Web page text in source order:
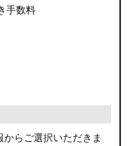
手数料
らご選択いただきま